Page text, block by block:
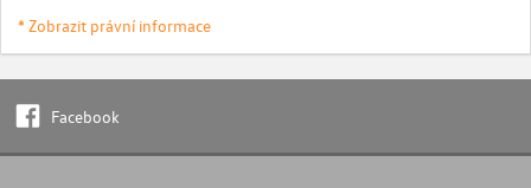
* Zobrazit právní informace
Facebook